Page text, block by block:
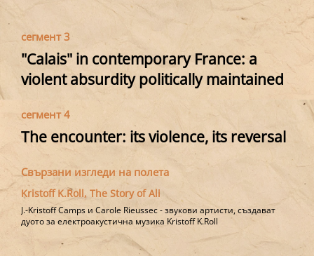
сегмент 3
"Calais" in contemporary France: a
violent absurdity politically maintained
сегмент 4
The encounter: its violence, its reversal
Свързани изгледи на полета
Kristoff K.Roll, The Story of Ali
J.-Kristoff Camps и Carole Rieussec - звукови артисти, създават
дуото за електроакустична музика Kristoff K.Roll